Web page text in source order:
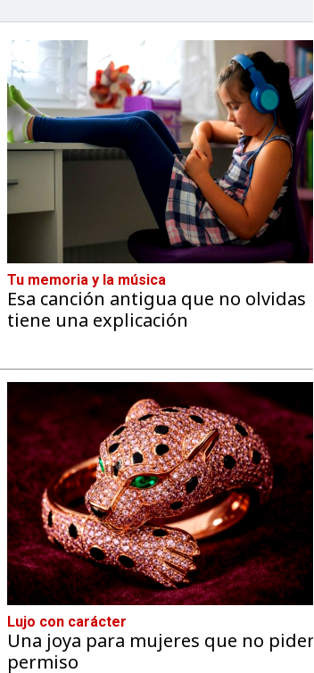
Tu memoria y la música
Esa canción antigua que no olvidas
tiene una explicación
Lujo con carácter
Una joya para mujeres que no piden
permiso